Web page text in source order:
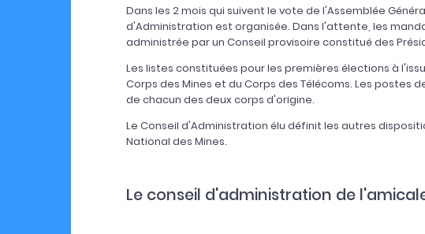
Dans les 2 mois qui suivent le vote de l'Assemblée
d'Administration est organisée. Dans l'attente, les
administrée par un Conseil provisoire constitué des
Les listes constituées pour les premières élections à
Corps des Mines et du Corps des Télécoms. Les
de chacun des deux corps d'origine.
Le Conseil d'Administration élu définit les autres
National des Mines.
Le conseil d'administration de